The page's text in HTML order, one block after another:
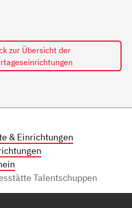
zur Übersicht der
& Einrichtungen
Talentschuppen